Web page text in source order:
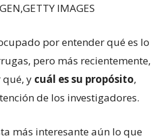
GETTY IMAGES
por entender qué es lo
pero más recientemente,
y cuál es su propósito,
de los investigadores.
más interesante aún lo que